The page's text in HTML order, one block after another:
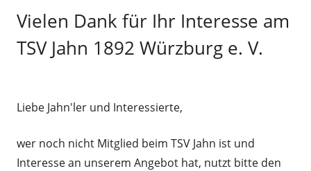
Vielen Dank für Ihr Interesse am
TSV Jahn 1892 Würzburg e. V.
Liebe Jahn'ler und Interessierte,
wer noch nicht Mitglied beim TSV Jahn ist und
Interesse an unserem Angebot hat, nutzt bitte den